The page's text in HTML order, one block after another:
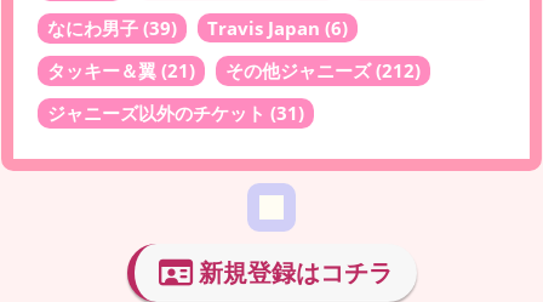
なにわ男子 (39) Travis Japan (6)
タッキー＆翼 (21) その他ジャニーズ(212)
ジャニーズ以外のチケット (31)
新規登録はコチラ